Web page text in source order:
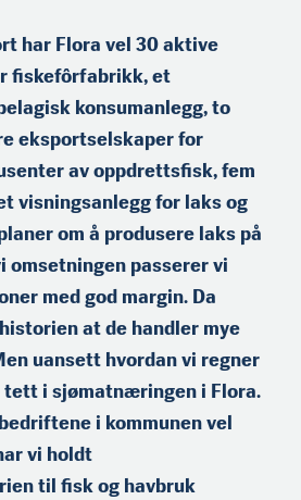
har Flora vel 30 aktive
fiskefôrfabrikk, et
konsumanlegg, to
eksportselskaper for
av oppdrettsfisk, fem
visningsanlegg for laks og
om å produsere laks på
omsetningen passerer vi
med god margin. Da
at de handler mye
uansett hvordan vi regner
i sjømat­næringen i Flora.
i kommunen vel
vi holdt
til fisk og havbruk